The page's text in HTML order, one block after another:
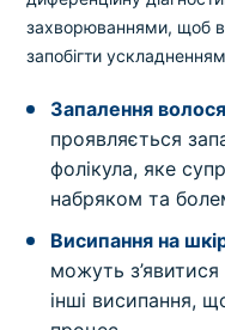
захворюваннями, щоб
запобігти
Запалення
проявляється
фолікула, яке
набряком та
Висипання на
можуть
інші висипання,